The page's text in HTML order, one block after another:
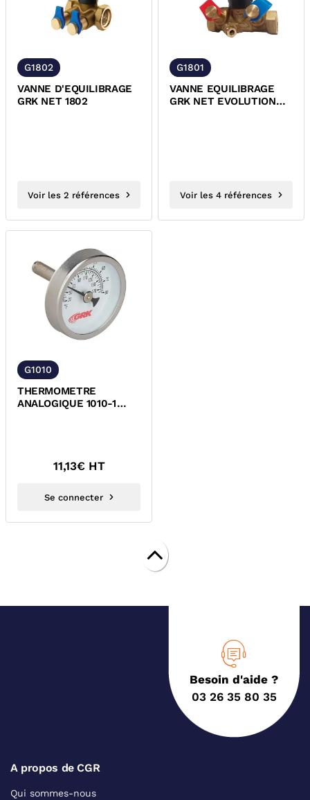
G1802
VANNE D'EQUILIBRAGE
GRK NET 1802
Voir les 2 références
G1801
VANNE EQUILIBRAGE
GRK NET EVOLUTION
Voir les 4 références
G1010
THERMOMETRE
ANALOGIQUE 1010-1
11,13€ HT
Se connecter
Besoin d'aide ?
03 26 35 80 35
A propos de CGR
Qui sommes-nous